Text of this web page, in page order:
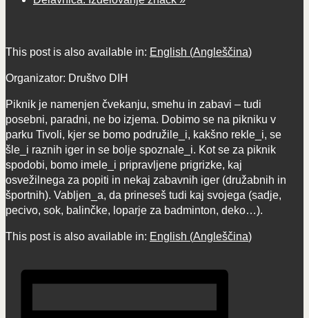
This post is also available in: English (Angleščina)
Organizator: Društvo DIH
Piknik je namenjen čvekanju, smehu in zabavi – tudi
posebni, paradni, ne bo izjema. Dobimo se na pikniku v
parku Tivoli, kjer se bomo podružile_i, kakšno rekle_i, se
šle_i raznih iger in se bolje spoznale_i. Kot se za piknik
spodobi, bomo imele_i pripravljene prigrizke, kaj
osvežilnega za popiti in nekaj zabavnih iger (družabnih in
športnih). Vabljen_a, da prineseš tudi kaj svojega (sadje,
pecivo, sok, balinčke, loparje za badminton, deko…).
This post is also available in: English (Angleščina)